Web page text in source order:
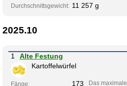
Durchschnittsgewicht: 11 257 g
2025.10
1
Alte Festung
Kartoffelwürfel
Fänge: 173
Das maximale